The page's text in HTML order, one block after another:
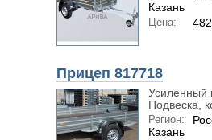
Казань
Цена:
Прицеп 817718
Усиленный
Подвеска,
Регион:
Казань